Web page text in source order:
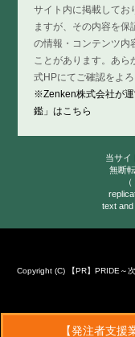
【発注者支
サイト内に掲載してお
ますが、その内容を保
の情報・コンテンツ内
ことがあります。あら
式HPにてご確認をよ
※Zenken株式会社が運
鑑」はこちら
当サイ
無断
text and
Copyright (C) PRIDE～